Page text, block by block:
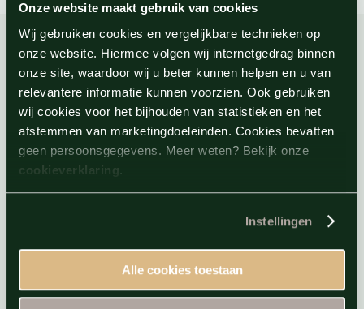
Onze website maakt gebruik van cookies
Wij gebruiken cookies en vergelijkbare technieken op
onze website. Hiermee volgen wij internetgedrag binnen
onze site, waardoor wij u beter kunnen helpen en u van
relevantere informatie kunnen voorzien. Ook gebruiken
wij cookies voor het bijhouden van statistieken en het
afstemmen van marketingdoeleinden. Cookies bevatten
geen persoonsgegevens. Meer weten? Bekijk onze
cookieverklaring.
Instellingen
Alle cookies toestaan
Direct naar
Sauna
Reserveren